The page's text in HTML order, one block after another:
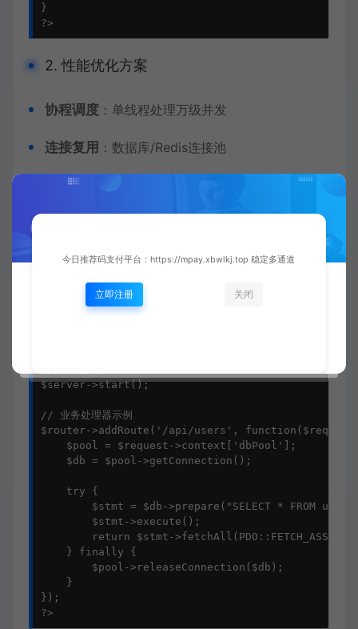
}
?>
2. 性能优化方案
协程调度 ：单线程处理万级并发
连接复用 ：数据库/Redis连接池
内存优化 ：对象池减少GC压力
四、完整案例演示
addTimer(1000, function() {
$server->start();
// 业务处理器示例
$router->addRoute('/api/users',
    $pool = $request->context['dbPool'];
    $db = $pool->getConnection();
    try {
$stmt = $db->prepare("SELECT * FROM users
        $stmt->execute();
        return $stmt->fetchAll(PDO::FETCH_ASSOC);
    } finally {
        $pool->releaseConnection($db);
    }
});
?>
今日推荐码支付平台：https://mpay.xbwlkj.top 稳定多通道
立即注册 关闭